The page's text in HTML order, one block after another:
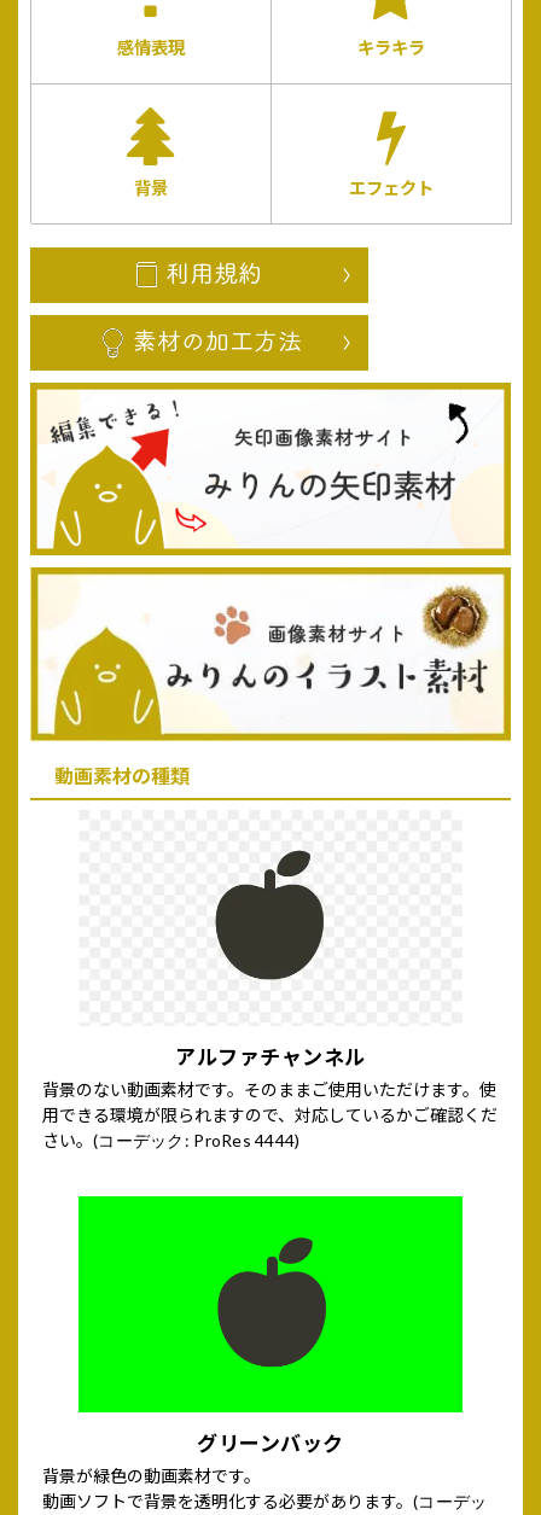
感情表現 キラキラ
背景 エフェクト
動画素材の種類
アルファチャンネル
背景のない動画素材です。そのままご使用いただけます。使
用できる環境が限られますので、対応しているかご確認くだ
さい。 (コーデック: ProRes 4444)
グリーンバック
背景が緑色の動画素材です。
動画ソフトで背景を透明化する必要があります。 (コーデッ